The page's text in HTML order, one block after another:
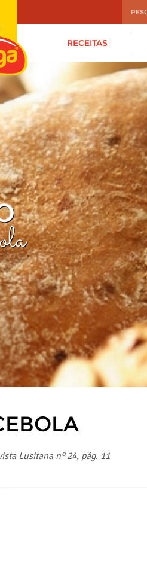
RECEITAS
Lusitana nº 24, pág. 11